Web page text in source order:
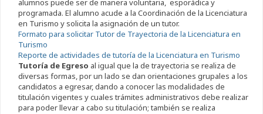
alumnos puede ser de manera voluntaria, esporádica y
programada. El alumno acude a la Coordinación de la Licenciatura
en Turismo y solicita la asignación de un tutor.
Formato para solicitar Tutor de Trayectoria de la Licenciatura en
Turismo
Reporte de actividades de tutoría de la Licenciatura en Turismo
Tutoría de Egreso al igual que la de trayectoria se realiza de
diversas formas, por un lado se dan orientaciones grupales a los
candidatos a egresar, dando a conocer las modalidades de
titulación vigentes y cuales trámites administrativos debe realizar
para poder llevar a cabo su titulación; también se realiza